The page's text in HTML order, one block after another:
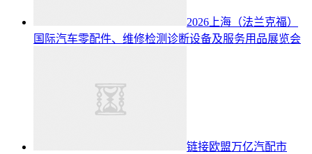
2026上海（法兰克福）
国际汽车零配件、维修检测诊断设备及服务用品展览会
链接欧盟万亿汽配市